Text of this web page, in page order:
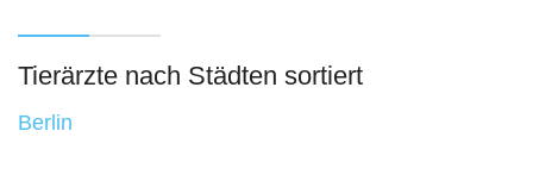
Tierärzte nach Städten sortiert
Berlin